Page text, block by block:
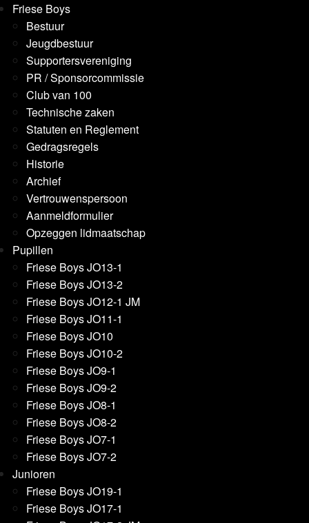
Friese Boys
Bestuur
Jeugdbestuur
Supportersvereniging
PR / Sponsorcommissie
Club van 100
Technische zaken
Statuten en Reglement
Gedragsregels
Historie
Archief
Vertrouwenspersoon
Aanmeldformulier
Opzeggen lidmaatschap
Pupillen
Friese Boys JO13-1
Friese Boys JO13-2
Friese Boys JO12-1 JM
Friese Boys JO11-1
Friese Boys JO10
Friese Boys JO10-2
Friese Boys JO9-1
Friese Boys JO9-2
Friese Boys JO8-1
Friese Boys JO8-2
Friese Boys JO7-1
Friese Boys JO7-2
Junioren
Friese Boys JO19-1
Friese Boys JO17-1